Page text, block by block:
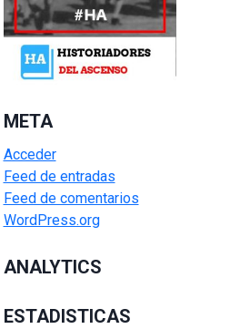
META
Acceder
Feed de entradas
Feed de comentarios
WordPress.org
ANALYTICS
ESTADISTICAS